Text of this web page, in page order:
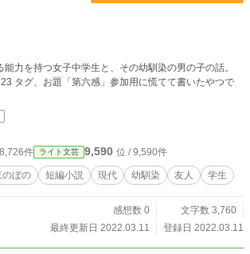
力を持つ女子中学生と、その幼馴染の男の子の話。
タグ、お題「第六感」参加用に慌てて書いたやつで
件 ライト文芸 9,590 位 / 9,590件
のぼの 短編小説 現代 幼馴染 友人 学生
感想数 0
文字数 3,760
最終更新日 2022.03.11
登録日 2022.03.11